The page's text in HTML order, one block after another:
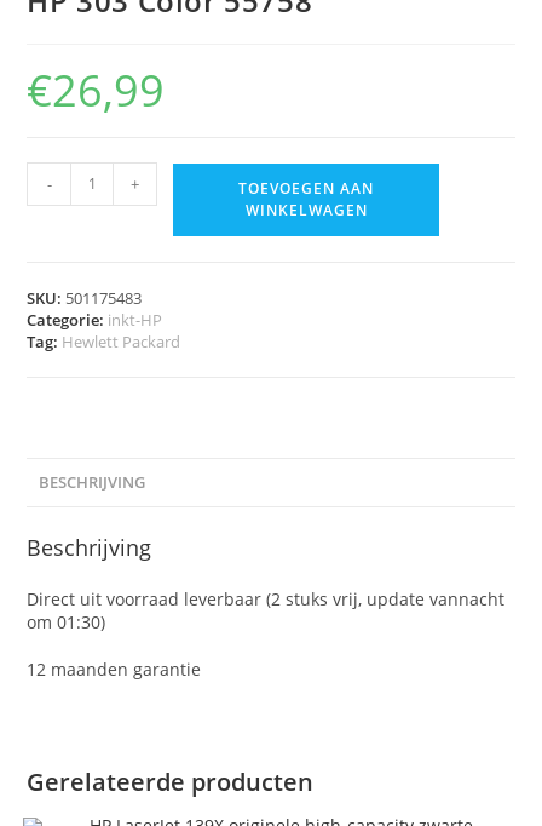
€26,99
- +
TOEVOEGEN AAN
WINKELWAGEN
SKU: 501175483
Categorie: inkt-HP
Tag: Hewlett Packard
BESCHRIJVING
Beschrijving
Direct uit voorraad leverbaar (2 stuks vrij, update vannacht
om 01:30)
12 maanden garantie
Gerelateerde producten